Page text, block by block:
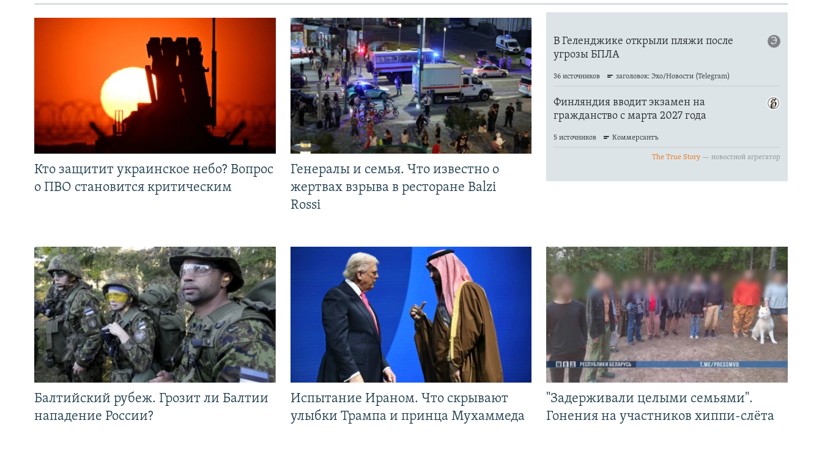
Кто защитит украинское небо? Вопрос
о ПВО становится критическим
Генералы и семья. Что известно о
жертвах взрыва в ресторане Balzi
Rossi
Балтийский рубеж. Грозит ли Балтии
нападение России?
Испытание Ираном. Что скрывают
улыбки Трампа и принца Мухаммеда
"Задерживали целыми семьями".
Гонения на участников хиппи-слёта